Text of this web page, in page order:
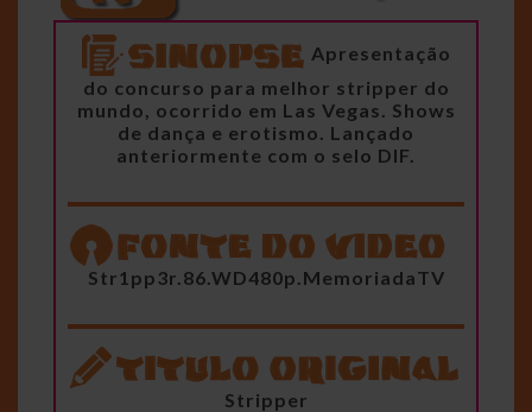
Apresentação
do concurso para melhor stripper do
mundo, ocorrido em Las Vegas. Shows
de dança e erotismo. Lançado
anteriormente com o selo DIF.
Str1pp3r.86.WD480p.MemoriadaTV
Stripper